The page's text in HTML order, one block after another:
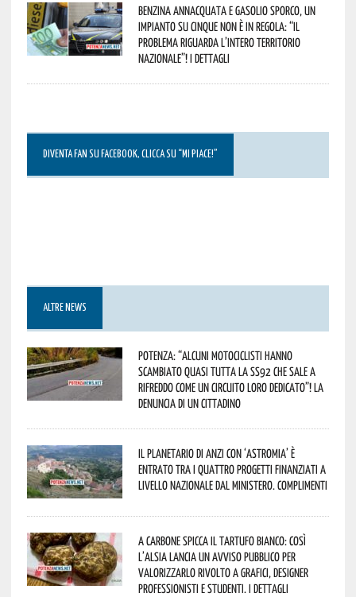
Benzina annacquata e gasolio sporco, un
impianto su cinque non è in regola: “il
problema riguarda l’intero territorio
Nazionale”! I dettagli
DIVENTA FAN SU FACEBOOK, CLICCA SU “MI PIACE!”
ALTRE NEWS
Potenza: “alcuni motociclisti hanno
scambiato quasi tutta la SS92 che sale a
Rifreddo come un circuito loro dedicato”! La
denuncia di un cittadino
Il Planetario di Anzi con ‘Astromia’ è
entrato tra i quattro progetti finanziati a
livello nazionale dal Ministero. Complimenti
A Carbone spicca il tartufo bianco: così
l’Alsia lancia un avviso pubblico per
valorizzarlo rivolto a grafici, designer
professionisti e studenti. I dettagli